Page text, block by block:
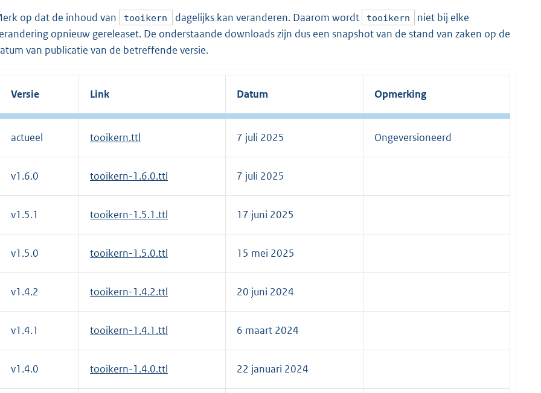
op dat de inhoud van tooikern dagelijks kan veranderen. Daarom wordt tooikern
niet bij elke
opnieuw gereleaset. De onderstaande downloads zijn dus een snapshot van de stand van zaken op de
van publicatie van de betreffende versie.
Versie Link Datum Opmerking
actueel tooikern.ttl 7 juli 2025 Ongeversioneerd
v1.6.0 tooikern-1.6.0.ttl 7 juli 2025
v1.5.1 tooikern-1.5.1.ttl 17 juni 2025
v1.5.0 tooikern-1.5.0.ttl 15 mei 2025
v1.4.2 tooikern-1.4.2.ttl 20 juni 2024
v1.4.1 tooikern-1.4.1.ttl 6 maart 2024
v1.4.0 tooikern-1.4.0.ttl 22 januari 2024